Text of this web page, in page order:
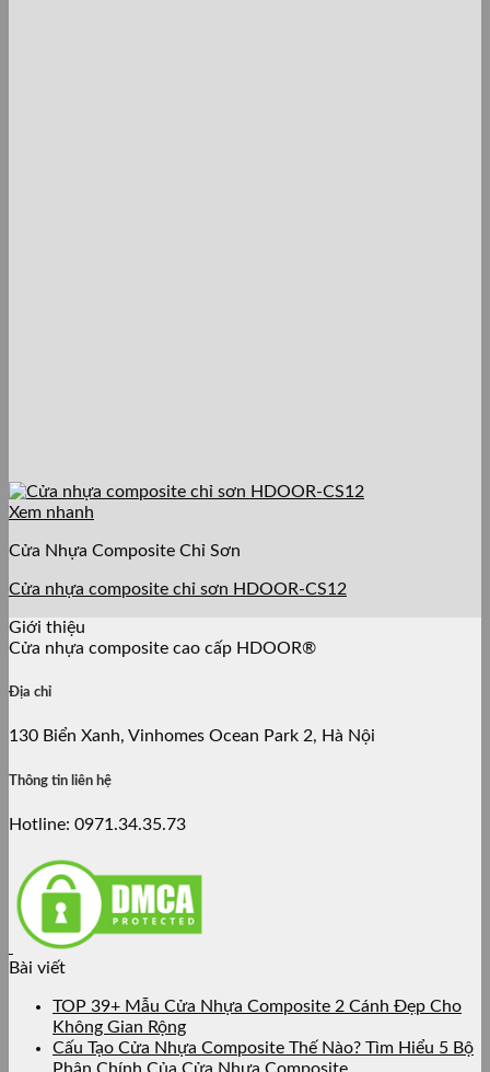
Xem nhanh
Cửa Nhựa Composite Chỉ Sơn
Cửa nhựa composite chỉ sơn HDOOR-CS12
Giới thiệu
Cửa nhựa composite cao cấp HDOOR®
Địa chỉ
130 Biển Xanh, Vinhomes Ocean Park 2, Hà Nội
Thông tin liên hệ
Hotline: 0971.34.35.73
Bài viết
TOP 39+ Mẫu Cửa Nhựa Composite 2 Cánh Đẹp Cho
Không Gian Rộng
Cấu Tạo Cửa Nhựa Composite Thế Nào? Tìm Hiểu 5 Bộ
Phận Chính Của Cửa Nhựa Composite